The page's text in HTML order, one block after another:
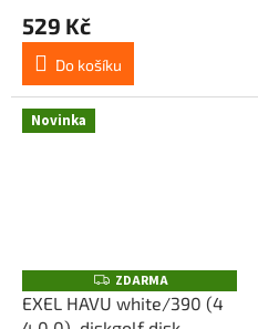
529 Kč
Do košíku
Novinka
Z
D
A
ZDARMA
EXEL HAVU white/390 (4